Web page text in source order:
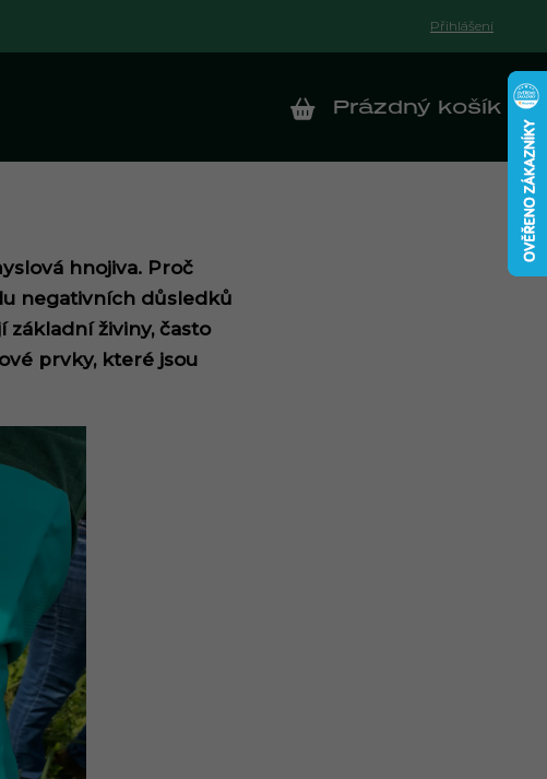
Přihlášení
NÁKUPNÍ KOŠÍK
Prázdný košík
hnojiva. Proč
negativních důsledků
živiny, často
prvky, které jsou